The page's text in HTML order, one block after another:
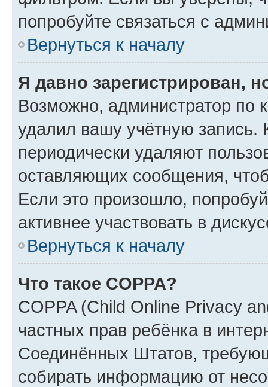
попробуйте связаться с
Вернуться к началу
Я давно зарегистрирован,
Возможно, администратор по
удалил вашу учётную запись.
периодически удаляют
оставляющих сообщения,
Если это произошло,
активнее участвовать в
Вернуться к началу
Что такое COPPA?
COPPA (Child Online Privacy
частных прав ребёнка в
Соединённых Штатов,
собирать информацию от